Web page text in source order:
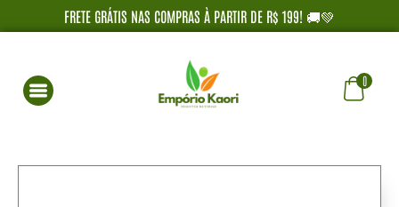
FRETE GRÁTIS NAS COMPRAS À PARTIR DE R$ 199! 🚚💚
0